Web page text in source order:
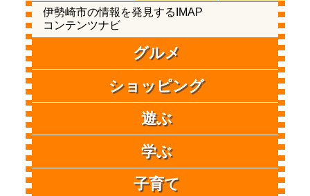
伊勢崎市の情報を発見するIMAP
コンテンツナビ
グルメ
ショッピング
遊ぶ
学ぶ
子育て